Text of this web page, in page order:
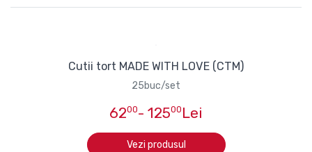
Cutii tort MADE WITH LOVE (CTM)
25buc/set
6200- 12500 Lei
Vezi produsul